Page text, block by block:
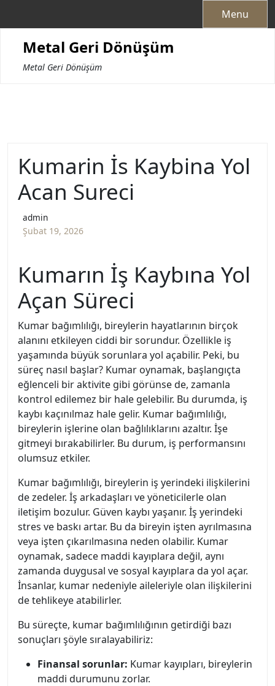
Menu
Metal Geri Dönüşüm
Metal Geri Dönüşüm
Kumarin İs Kaybina Yol
Acan Sureci
admin
Şubat 19, 2026
Kumarın İş Kaybına Yol
Açan Süreci
Kumar bağımlılığı, bireylerin hayatlarının birçok
alanını etkileyen ciddi bir sorundur. Özellikle iş
yaşamında büyük sorunlara yol açabilir. Peki, bu
süreç nasıl başlar? Kumar oynamak, başlangıçta
eğlenceli bir aktivite gibi görünse de, zamanla
kontrol edilemez bir hale gelebilir. Bu durumda, iş
kaybı kaçınılmaz hale gelir. Kumar bağımlılığı,
bireylerin işlerine olan bağlılıklarını azaltır. İşe
gitmeyi bırakabilirler. Bu durum, iş performansını
olumsuz etkiler.
Kumar bağımlılığı, bireylerin iş yerindeki ilişkilerini
de zedeler. İş arkadaşları ve yöneticilerle olan
iletişim bozulur. Güven kaybı yaşanır. İş yerindeki
stres ve baskı artar. Bu da bireyin işten ayrılmasına
veya işten çıkarılmasına neden olabilir. Kumar
oynamak, sadece maddi kayıplara değil, aynı
zamanda duygusal ve sosyal kayıplara da yol açar.
İnsanlar, kumar nedeniyle aileleriyle olan ilişkilerini
de tehlikeye atabilirler.
Bu süreçte, kumar bağımlılığının getirdiği bazı
sonuçları şöyle sıralayabiliriz:
Finansal sorunlar: Kumar kayıpları, bireylerin
maddi durumunu zorlar.